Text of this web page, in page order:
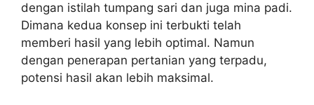
dengan istilah tumpang sari dan juga mina padi.
Dimana kedua konsep ini terbukti telah
memberi hasil yang lebih optimal. Namun
dengan penerapan pertanian yang terpadu,
potensi hasil akan lebih maksimal.